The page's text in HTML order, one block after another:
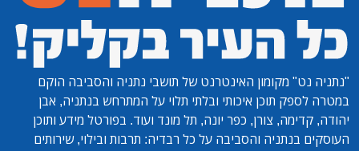
"נתניה נט" מקומון האינטרנט של תושבי נתניה והסביבה הוקם
במטרה לספק תוכן איכותי ובלתי תלוי על המתרחש בנתניה, אבן
יהודה, קדימה, צורן, כפר יונה, תל מונד ועוד. בפורטל מידע ותוכן
העוסקים בנתניה והסביבה על כל רבדיה: תרבות ובילוי, שירותים